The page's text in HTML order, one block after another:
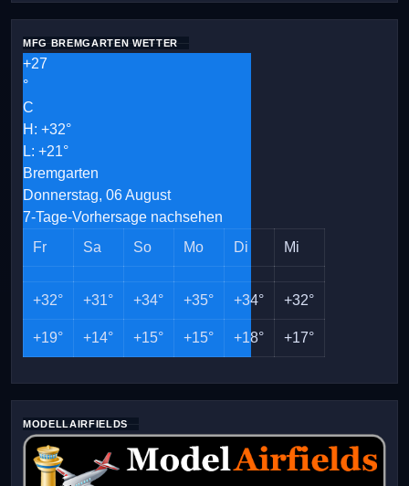
MFG BREMGARTEN WETTER
+27
°
C
H: +32°
L: +21°
Bremgarten
Donnerstag, 06 August
7-Tage-Vorhersage nachsehen
Fr
Sa So Mo Di Mi
+32° +31° +34° +35° +34° +32°
+19° +14° +15° +15° +18° +17°
MODELLAIRFIELDS